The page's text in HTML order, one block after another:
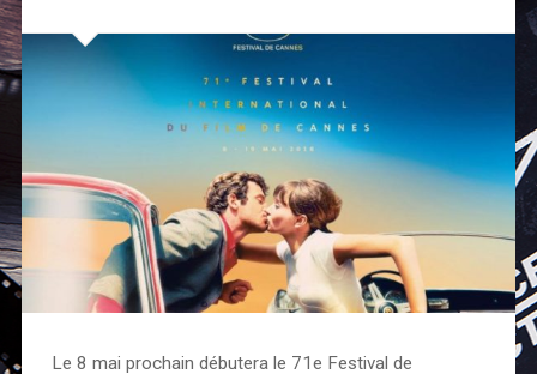
Le 8 mai prochain débutera le 71e Festival de